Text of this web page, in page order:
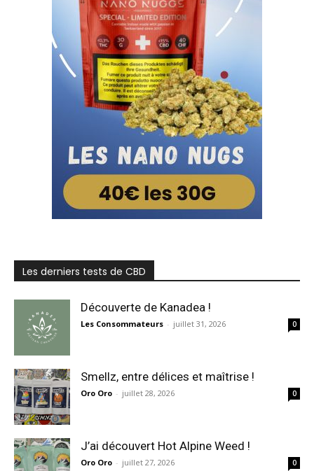
Les derniers tests de CBD
Découverte de Kanadea !
Les Consommateurs - juillet 31, 2026 0
Smellz, entre délices et maîtrise !
Oro Oro - juillet 28, 2026 0
J’ai découvert Hot Alpine Weed !
Oro Oro - juillet 27, 2026 0